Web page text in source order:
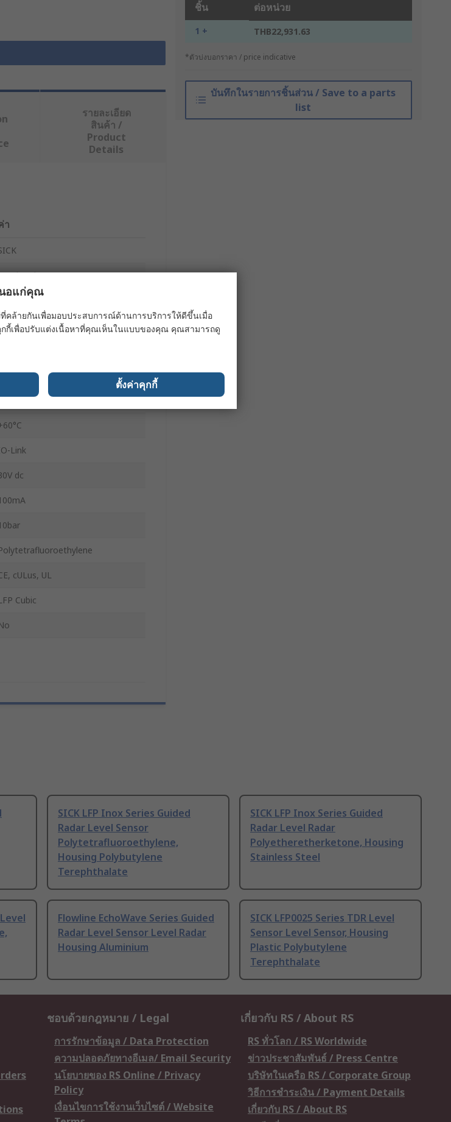
ชิ้น ต่อหน่วย
1 + THB22,931.63
*ตัวบ่งบอกราคา / price indicative
บันทึกในรายการชิ้นส่วน / Save to a parts
list
รายละเอียด
สินค้า /
Product
Details
า
Radar
Guided Radar
Link
dc
cULus, UL
Cubic
SICK LFP Inox Series Guided
Radar Level Sensor
Polytetrafluoroethylene,
Housing Polybutylene
Terephthalate
SICK LFP Inox Series Guided
Radar Level Radar
Polyetheretherketone, Housing
Stainless Steel
Flowline EchoWave Series Guided
Radar Level Sensor Level Radar
Housing Aluminium
SICK LFP0025 Series TDR Level
Sensor Level Sensor, Housing
Plastic Polybutylene
Terephthalate
ชอบด้วยกฎหมาย / Legal
การรักษาข้อมูล / Data Protection
ความปลอดภัยทางอีเมล/ Email Security
นโยบายของ RS Online / Privacy
Policy
เงื่อนไขการใช้งานเว็บไซต์ / Website
เกี่ยวกับ RS / About RS
RS ทั่วโลก / RS Worldwide
ข่าวประชาสัมพันธ์ / Press Centre
บริษัทในเครือ RS / Corporate Group
วิธีการชำระเงิน / Payment Details
เกี่ยวกับ RS / About RS
นอแก่คุณ
คล้ายกันเพื่อมอบประสบการณ์ด้านการบริการให้ดีขึ้นเมื่อ
กี้เพื่อปรับแต่งเนื้อหาที่คุณเห็นในแบบของคุณ คุณสามารถดู
ตั้งค่าคุกกี้